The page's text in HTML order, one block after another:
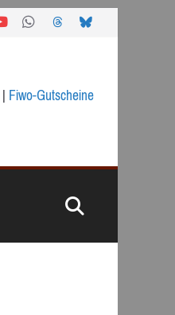
|Fiwo-Gutscheine